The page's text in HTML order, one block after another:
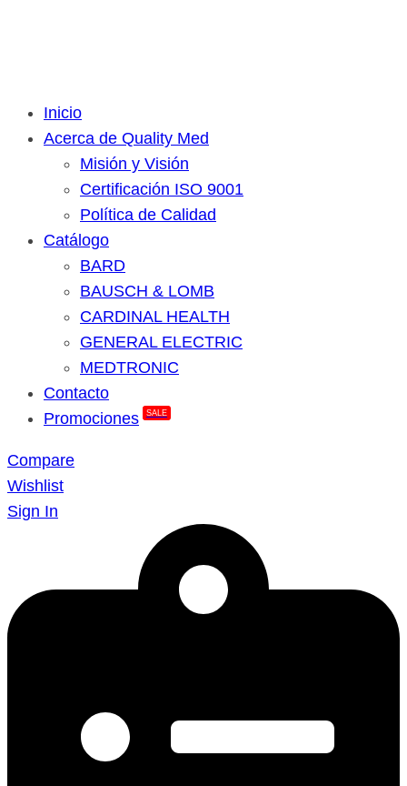
Inicio
Acerca de Quality Med
Misión y Visión
Certificación ISO 9001
Política de Calidad
Catálogo
BARD
BAUSCH & LOMB
CARDINAL HEALTH
GENERAL ELECTRIC
MEDTRONIC
Contacto
Promociones
SALE
Compare
Wishlist
Sign In